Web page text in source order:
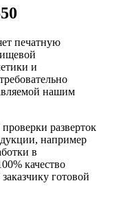
печатную
и
нашим
разверток
например
в
качество
готовой